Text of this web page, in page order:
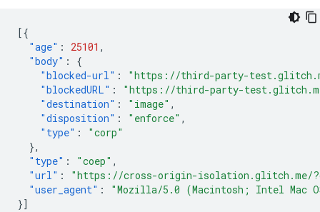
[{
"age" : 25101 ,
"body" :
{
"blocked-url" :
"https://third-party-
"blockedURL" :
"https://third-party-
"destination" : "image" ,
"disposition" : "enforce" ,
"type" :
"corp"
},
"type" : "coep" ,
"url" :
"https://cross-origin-isolation.glitch.me/
"user_agent" :
"Mozilla/5.0 (Macintosh; Intel Mac
}]